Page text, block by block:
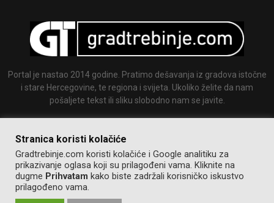
Portal je nastao 2014 godine. Pratimo dešavanja iz gradova istočne
i stare Hercegovine, te regiona i svijeta. Ukoliko želite da nam
pošaljete tekst ili sliku slobodno nam se javite.
Stranica koristi kolačiće
Gradtrebinje.com koristi kolačiće i Google analitiku za
prikazivanje oglasa koji su prilagođeni vama. Kliknite na
dugme Prihvatam kako biste zadržali korisničko iskustvo
prilagođeno vama.